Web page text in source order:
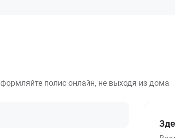
полис онлайн, не выходя из дома